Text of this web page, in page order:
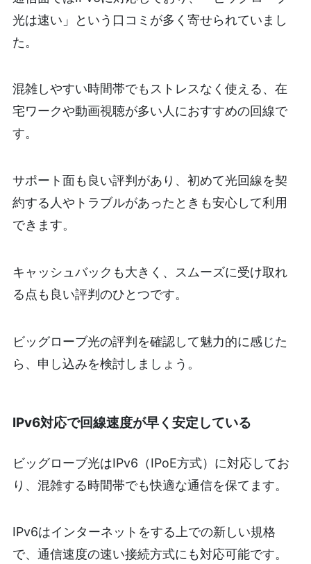
光は速い」という口コミが多く寄せられていまし
た。
混雑しやすい時間帯でもストレスなく使える、在
宅ワークや動画視聴が多い人におすすめの回線で
す。
サポート面も良い評判があり、初めて光回線を契
約する人やトラブルがあったときも安心して利用
できます。
キャッシュバックも大きく、スムーズに受け取れ
る点も良い評判のひとつです。
ビッグローブ光の評判を確認して魅力的に感じた
ら、申し込みを検討しましょう。
IPv6対応で回線速度が早く安定している
ビッグローブ光はIPv6（IPoE方式）に対応してお
り、混雑する時間帯でも快適な通信を保てます。
IPv6はインターネットをする上での新しい規格
で、通信速度の速い接続方式にも対応可能です。